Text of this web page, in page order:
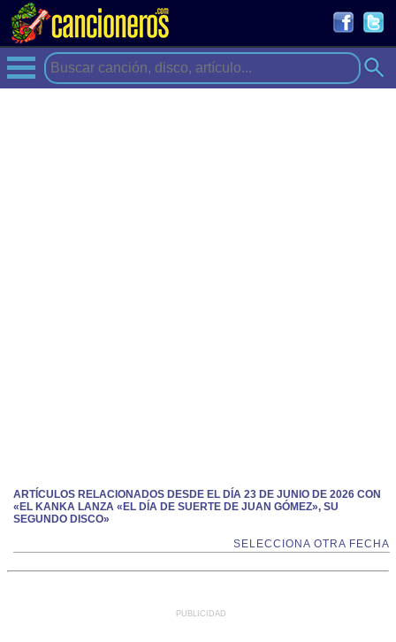
ARTÍCULOS RELACIONADOS DESDE EL DÍA 23 DE JUNIO DE 2026 CON
«EL KANKA LANZA «EL DÍA DE SUERTE DE JUAN GÓMEZ», SU
SEGUNDO DISCO»
SELECCIONA OTRA FECHA
PUBLICIDAD